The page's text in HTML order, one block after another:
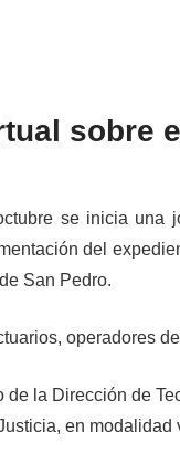
sobre
se inicia una
del
San Pedro.
operadores
de la Dirección de
en modalidad